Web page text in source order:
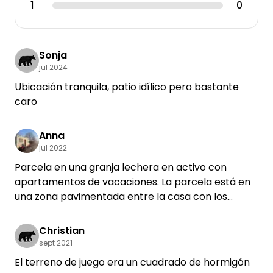
1 0
Sonja
jul 2024
Ubicación tranquila, patio idílico pero bastante
caro
Anna
jul 2022
Parcela en una granja lechera en activo con
apartamentos de vacaciones. La parcela está en
una zona pavimentada entre la casa con los
aislado. Hay una pequeña piscina y un parque
infantil para los huéspedes de los apartamentos
de vacaciones, que simplemente compartimos.
Nadar en el Hohenrieder Weiher está a unos 1,5 km
Christian
sept 2021
El terreno de juego era un cuadrado de hormigón